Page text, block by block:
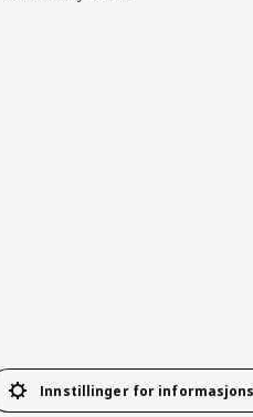
Innstillinger for